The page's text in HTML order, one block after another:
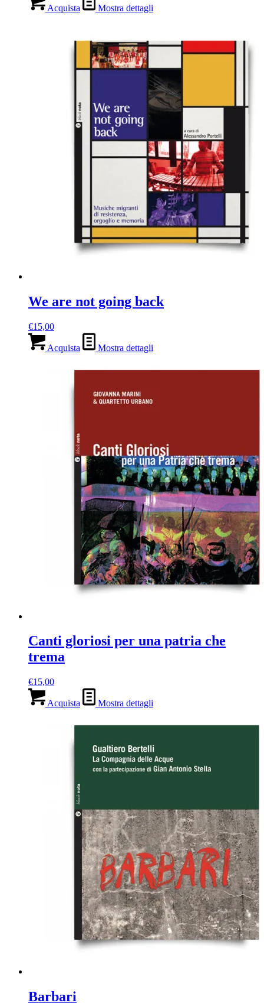
Acquista Mostra dettagli
We are not going back
€15,00
Acquista Mostra dettagli
Canti gloriosi per una patria che
trema
€15,00
Acquista Mostra dettagli
Barbari